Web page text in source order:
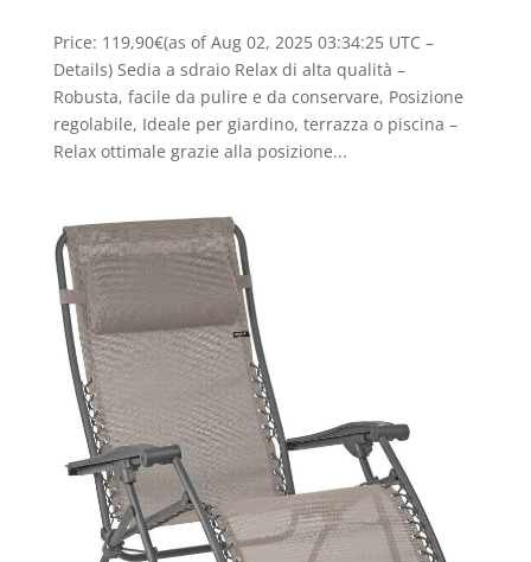
Price: 119,90€(as of Aug 02, 2025 03:34:25 UTC –
Details) Sedia a sdraio Relax di alta qualità –
Robusta, facile da pulire e da conservare, Posizione
regolabile, Ideale per giardino, terrazza o piscina –
Relax ottimale grazie alla posizione...